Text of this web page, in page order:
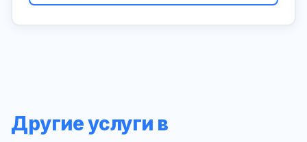
Другие услуги в